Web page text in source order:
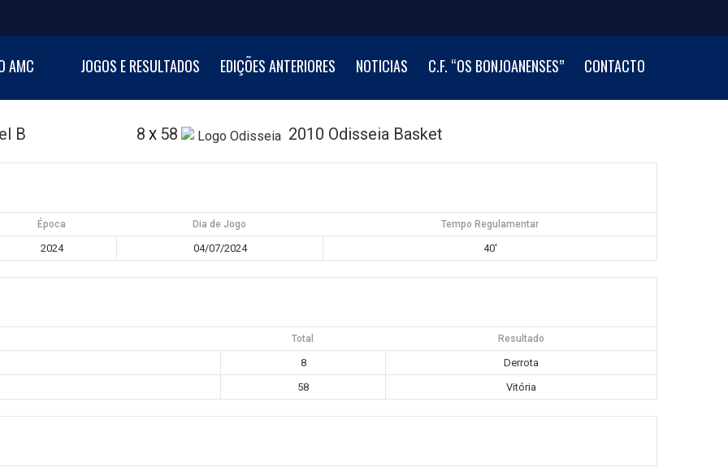
BASKETBALL CUP
de Minibasquetebol
AMC JOGOS E RESULTADOS EDIÇÕES ANTERIORES NOTICIAS C.F. “OS BONJOANENSES” CONTACTO
B 8 X 58 2010 Odisseia Basket
Época Dia de Jogo Tempo Regulamentar
2024 04/07/2024 40'
Total Resultado
8
Derrota
58 Vitória